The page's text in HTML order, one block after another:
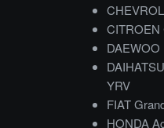
CITROEN
DAEWOO
YRV
FIAT
HONDA